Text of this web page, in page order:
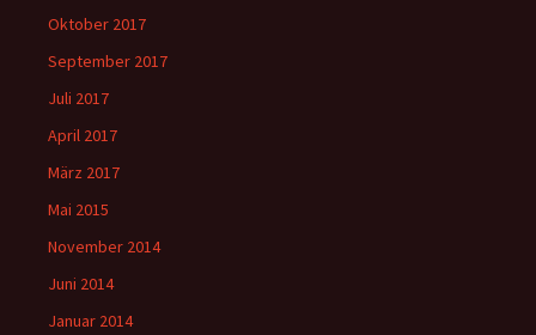
Oktober 2017
September 2017
Juli 2017
April 2017
März 2017
Mai 2015
November 2014
Juni 2014
Januar 2014